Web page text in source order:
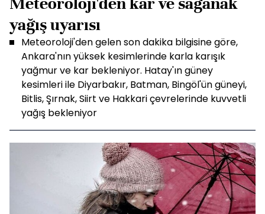
yağış uyarısı
Meteoroloji'den gelen son dakika bilgisine göre,
Ankara'nın yüksek kesimlerinde karla karışık
yağmur ve kar bekleniyor. Hatay'ın güney
kesimleri ile Diyarbakır, Batman, Bingöl'ün güneyi,
Bitlis, Şırnak, Siirt ve Hakkari çevrelerinde kuvvetli
yağış bekleniyor